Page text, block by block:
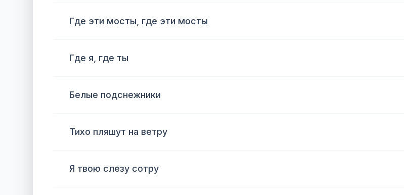
Где эти мосты, где эти мосты
Где я, где ты
Белые подснежники
Тихо пляшут на ветру
Я твою слезу сотру